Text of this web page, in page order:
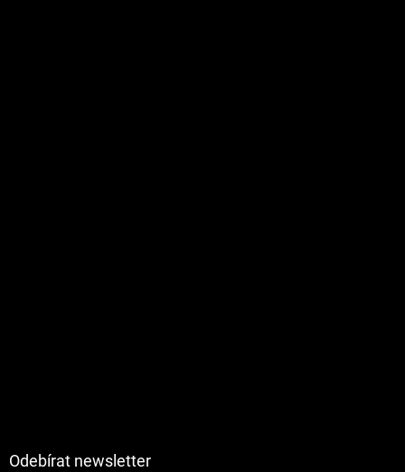
Odebírat newsletter